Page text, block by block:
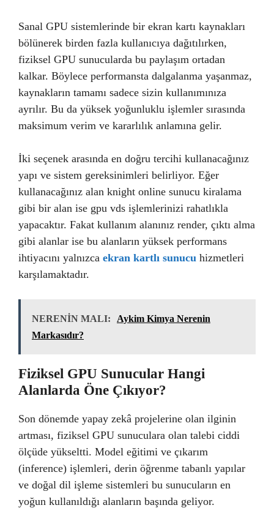
Sanal GPU sistemlerinde bir ekran kartı kaynakları
bölünerek birden fazla kullanıcıya dağıtılırken,
fiziksel GPU sunucularda bu paylaşım ortadan
kalkar. Böylece performansta dalgalanma yaşanmaz,
kaynakların tamamı sadece sizin kullanımınıza
ayrılır. Bu da yüksek yoğunluklu işlemler sırasında
maksimum verim ve kararlılık anlamına gelir.
İki seçenek arasında en doğru tercihi kullanacağınız
yapı ve sistem gereksinimleri belirliyor. Eğer
kullanacağınız alan knight online sunucu kiralama
gibi bir alan ise gpu vds işlemlerinizi rahatlıkla
yapacaktır. Fakat kullanım alanınız render, çıktı alma
gibi alanlar ise bu alanların yüksek performans
ihtiyacını yalnızca ekran kartlı sunucu hizmetleri
karşılamaktadır.
NERENİN MALI:
Aykim Kimya Nerenin
Markasıdır?
Fiziksel GPU Sunucular Hangi
Alanlarda Öne Çıkıyor?
Son dönemde yapay zekâ projelerine olan ilginin
artması, fiziksel GPU sunuculara olan talebi ciddi
ölçüde yükseltti. Model eğitimi ve çıkarım
(inference) işlemleri, derin öğrenme tabanlı yapılar
ve doğal dil işleme sistemleri bu sunucuların en
yoğun kullanıldığı alanların başında geliyor.